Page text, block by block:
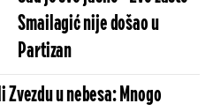
Smailagić nije došao u
Partizan
Zvezdu u nebesa: Mnogo